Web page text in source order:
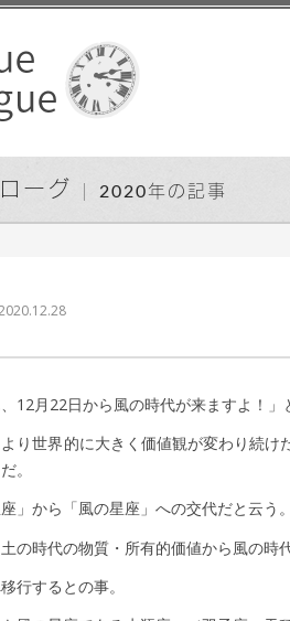
ーグ 2020年の記事
、12月22日から風の時代が来ますよ！」
り世界的に大きく価値観が変わり続
。
」から「風の星座」への交代だと云う。
の時代の物質・所有的価値から風の時
行するとの事。